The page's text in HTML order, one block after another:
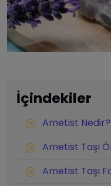
İçindekiler
Ametist Nedir?
Ametist Taşı
Ametist Taşı